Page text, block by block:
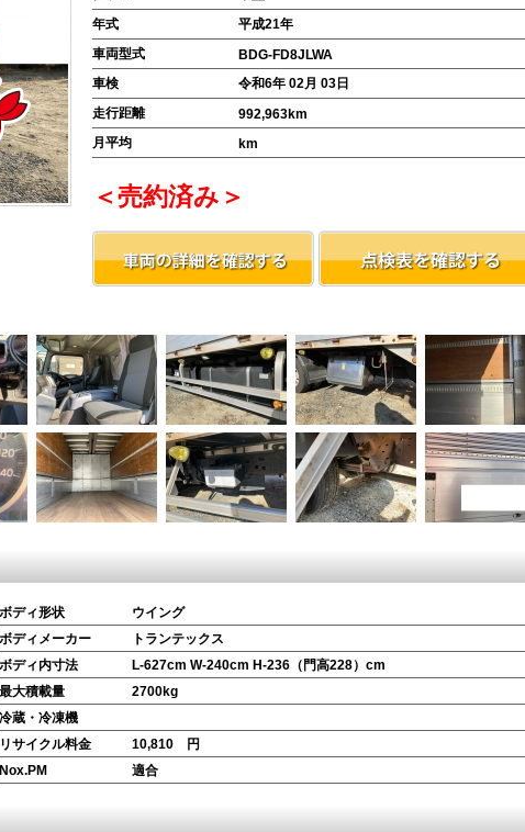
年式
平成21年
車両型式
BDG-FD8JLWA
車検
令和6年 02月 03日
走行距離
992,963km
月平均
km
＜売約済み＞
ボディ形状
ウイング
ボディメーカー
トランテックス
ボディ内寸法
L-627cm W-240cm H-236（門高228） cm
最大積載量
2700kg
冷蔵・冷凍機
リサイクル料金
10,810 円
Nox.PM
適合